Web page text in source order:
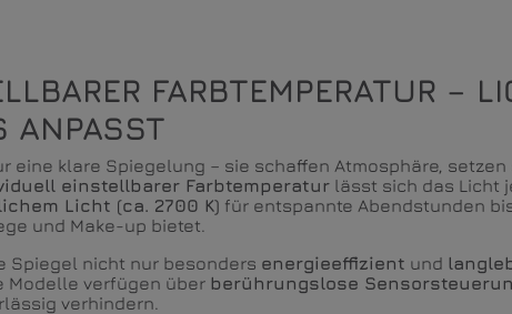
FARBTEMPERATUR –
ANPASST
eine klare Spiegelung – sie schaffen Atmosphäre,
einstellbarer Farbtemperatur lässt sich das Licht
Licht (ca. 2700 K) für entspannte Abendstunden
und Make-up bietet.
Spiegel nicht nur besonders energieeffizient und
Modelle verfügen über berührungslose
verhindern.